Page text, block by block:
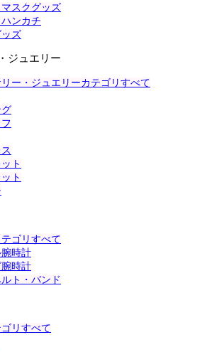
スクグッズ
ンカチ
ズ
ジュエリー
ー・ジュエリーカテゴリすべて
ト
ト
ゴリすべて
時計
時計
ト・バンド
リすべて